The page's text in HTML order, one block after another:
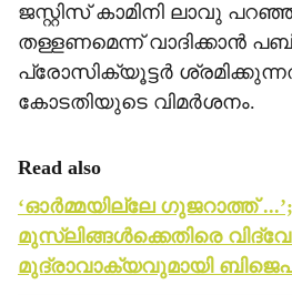
ജസ്റ്റിസ് കാമിനി ലാവു
തള്ളണമെന്ന് വാദിക്കാന്‍
പ്രോസിക്യൂട്ടര്‍
കോടതിയുടെ വിമര്‍ശനം.
Read also
‘ഓര്‍മ്മയില്ലേ ഗുജറാത്ത് ...’;
മുസ്ലിങ്ങള്‍ക്കെതിരെ
മുദ്രാവാക്യവുമായി